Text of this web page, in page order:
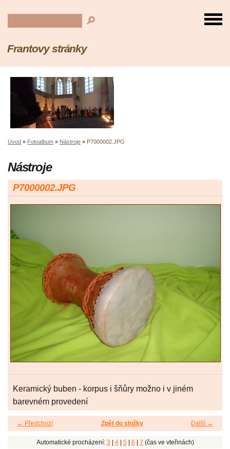
Frantovy stránky
Úvod » Fotoalbum » Nástroje » P7000002.JPG
Nástroje
P7000002.JPG
Keramický buben - korpus i šňůry možno i v jiném
barevném provedení
← Předchozí Další →
Zpět do složky
Automatické procházení: 3 4| 5| 6 7 (čas ve vteřinách)